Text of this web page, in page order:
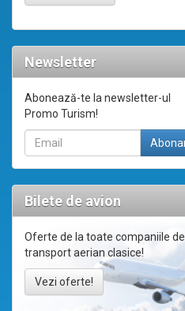
Newsletter
Abonează-te la newsletter-ul
Promo Turism!
Bilete de avion
Oferte de la toate companiile de
transport aerian clasice!
Vezi oferte!